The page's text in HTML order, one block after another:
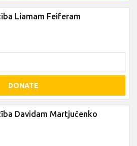
Liamam Feiferam
DONATE
Davidam Martjučenko